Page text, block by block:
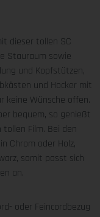
dieser tollen SC
Stauraum sowie
und Kopfstützen,
und Hocker mit
keine Wünsche offen.
bequem, so genießt
Film. Bei den
Chrom oder Holz,
somit passt sich
an.
oder Feincordbezug